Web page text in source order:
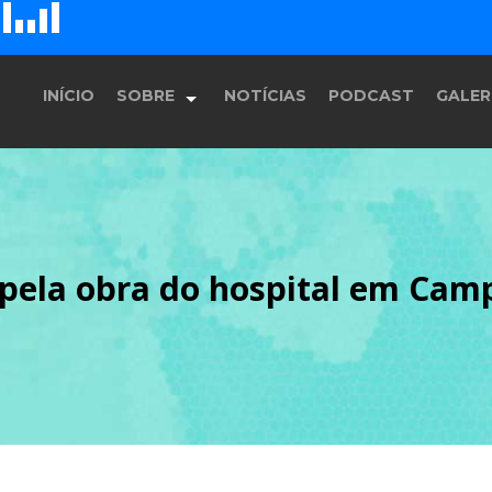
D
E F G
H
INÍCIO SOBRE
História
Equipe
Programação
NOTÍCIAS PODCAST
obra do hospital em